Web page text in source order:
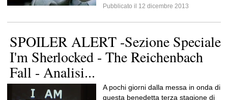
Pubblicato il 12 dicembre 2013
SPOILER ALERT -Sezione Speciale
I'm Sherlocked - The Reichenbach
Fall - Analisi...
A pochi giorni dalla messa in onda di
questa benedetta terza stagione di